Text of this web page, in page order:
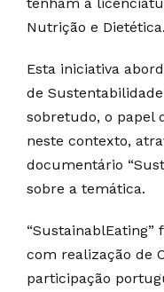
Nutrição e Dietética.
Esta iniciativa
de
sobretudo, o papel
neste contexto,
documentário
sobre a temática.
“SustainablEating”
com realização de
participação